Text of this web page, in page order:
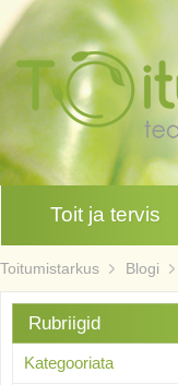
Toit ja tervis
Toitumistarkus Blogi
Rubriigid
Kategooriata